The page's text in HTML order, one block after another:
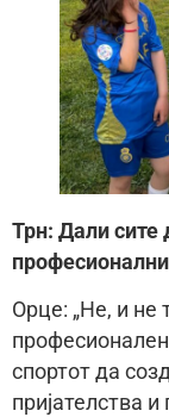
Трн: Дали сите
Орце: „Не, и не
спортот да
пријателства